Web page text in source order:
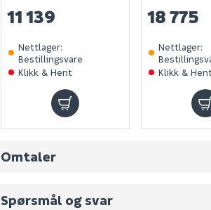
11 139
Nettlager:
Bestillingsvare
Klikk & Hent
18 775
Nettlager:
Klikk &
Omtaler
Spørsmål og svar